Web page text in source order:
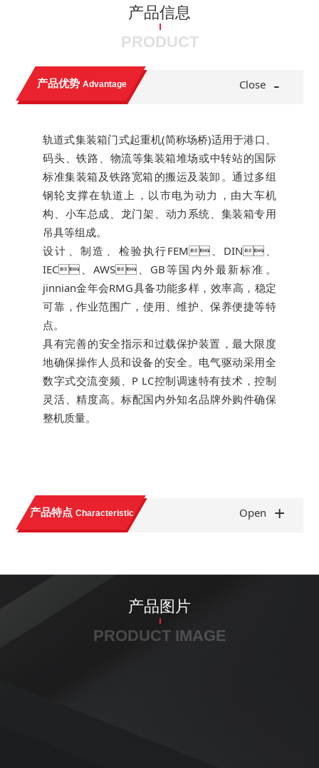
产品信息
PRODUCT
产品优势Advantage Close -
轨道式集装箱门式起重机(简称场桥)适用于港口、
码头、铁路、物流等集装箱堆场或中转站的国际
标准集装箱及铁路宽箱的搬运及装卸。通过多组
钢轮支撑在轨道上，以市电为动力，由大车机
构、小车总成、龙门架、动力系统、集装箱专用
吊具等组成。
设计、制造、检验执行FEM、DIN、
IEC、AWS、GB等国内外最新标准。
jinnian金年会RMG具备功能多样，效率高，稳定
可靠，作业范围广，使用、维护、保养便捷等特
点。
具有完善的安全指示和过载保护装置，最大限度
地确保操作人员和设备的安全。电气驱动采用全
数字式交流变频、P LC控制调速特有技术，控制
灵活、精度高。标配国内外知名品牌外购件确保
整机质量。
产品特点Characteristic Open +
产品图片
PRODUCT IMAGE